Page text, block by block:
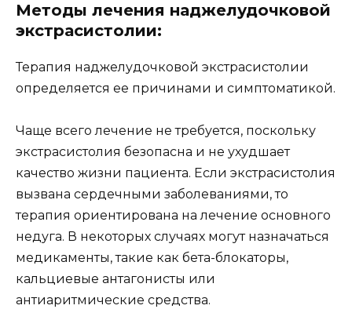
Методы лечения наджелудочковой
экстрасистолии:
Терапия наджелудочковой экстрасистолии
определяется ее причинами и симптоматикой.
Чаще всего лечение не требуется, поскольку
экстрасистолия безопасна и не ухудшает
качество жизни пациента. Если экстрасистолия
вызвана сердечными заболеваниями, то
терапия ориентирована на лечение основного
недуга. В некоторых случаях могут назначаться
медикаменты, такие как бета-блокаторы,
кальциевые антагонисты или
антиаритмические средства.